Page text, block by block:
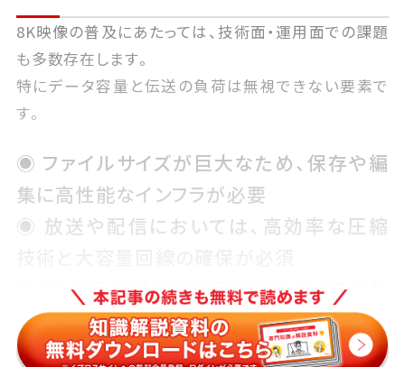
8K映像の普及にあたっては、技術面・運用面での課題
も多数存在します。
特にデータ容量と伝送の負荷は無視できない要素で
す。
◉ ファイルサイズが巨大なため、保存や編
集に高性能なインフラが必要
◉ 放送や配信においては、高効率な圧縮
◉ 8K表示に対応する家庭用デバイスの普
及率がまだ低く、視聴環境に制限あり
◉ 制作スタッフの技術習得や新しいワーク